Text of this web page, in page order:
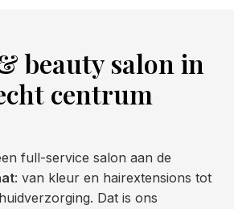
beauty salon in
centrum
full-service salon aan de
: van kleur en hairextensions tot
Dat is ons